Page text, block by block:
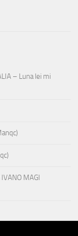
– Luna lei mi
MAGI